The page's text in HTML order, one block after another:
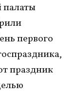
первого
праздник